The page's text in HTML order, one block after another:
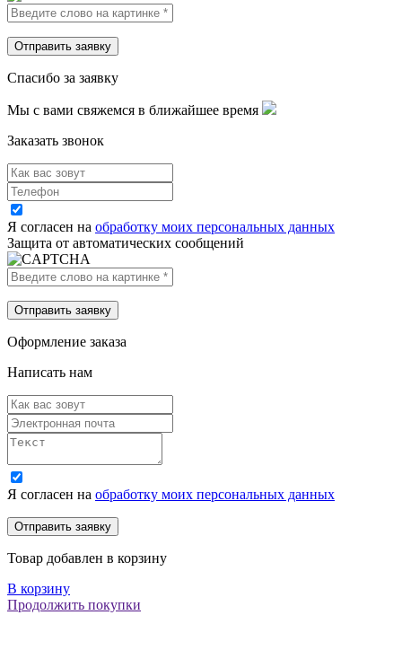
Спасибо за заявку
Мы с вами свяжемся в ближайшее время
Заказать звонок
Я согласен на обработку моих персональных данных
Защита от автоматических сообщений
Оформление заказа
Написать нам
Я согласен на обработку моих персональных данных
Товар добавлен в корзину
В корзину
Продолжить покупки